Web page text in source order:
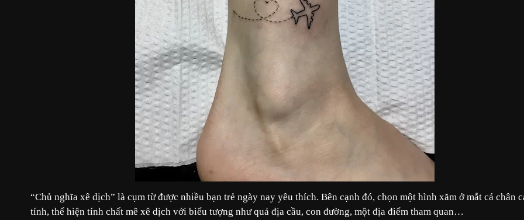
“Chủ nghĩa xê dịch” là cụm từ được nhiều bạn trẻ ngày nay yêu thích. Bên cạnh đó, chọn một hình xăm ở mắt cá chân
tính, thể hiện tính chất mê xê dịch với biểu tượng như quả địa cầu, con đường, một địa điểm tham quan…